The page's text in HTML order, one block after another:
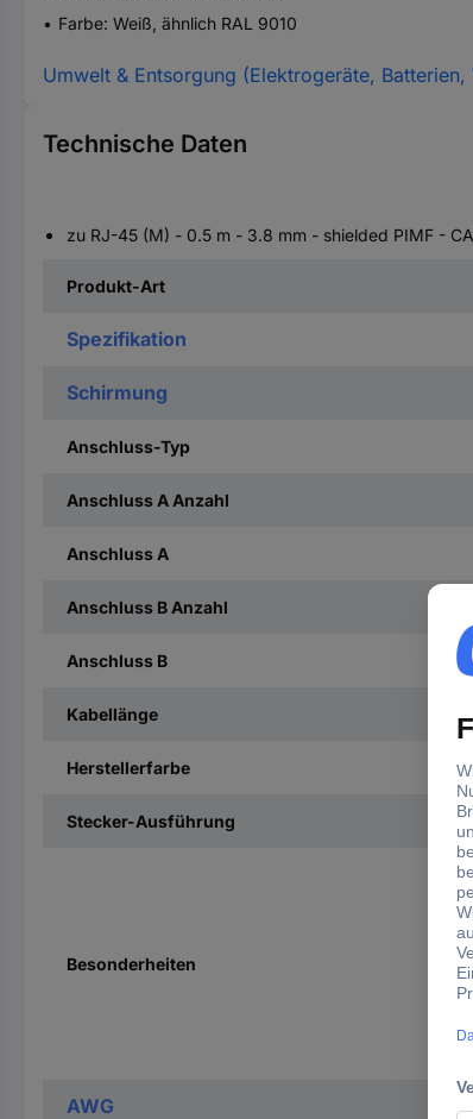
Farbe: Weiß, ähnlich RAL 9010
Umwelt & Entsorgung (Elektrogeräte, Batterien,
Technische Daten
zu RJ-45 (M) - 0.5 m - 3.8 mm - shielded PIMF -
Produkt-Art
Spezifikation
Schirmung
Anschluss-Typ
Anschluss A Anzahl
Anschluss A
Anschluss B Anzahl
Anschluss B
Kabellänge
Herstellerfarbe
Stecker-Ausführung
Besonderheiten
AWG